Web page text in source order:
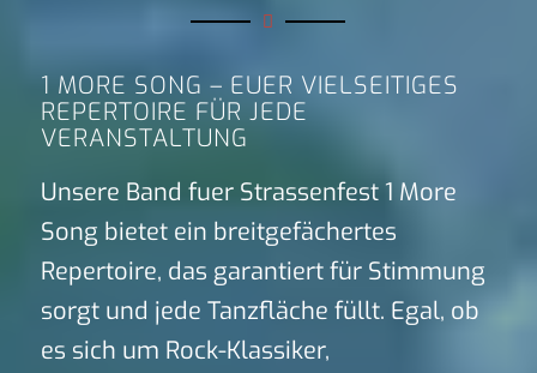
1 MORE SONG – EUER VIELSEITIGES
REPERTOIRE FÜR JEDE
VERANSTALTUNG
Unsere Band fuer Strassenfest 1 More
Song bietet ein breitgefächertes
Repertoire, das garantiert für Stimmung
sorgt und jede Tanzfläche füllt. Egal, ob
es sich um Rock-Klassiker,